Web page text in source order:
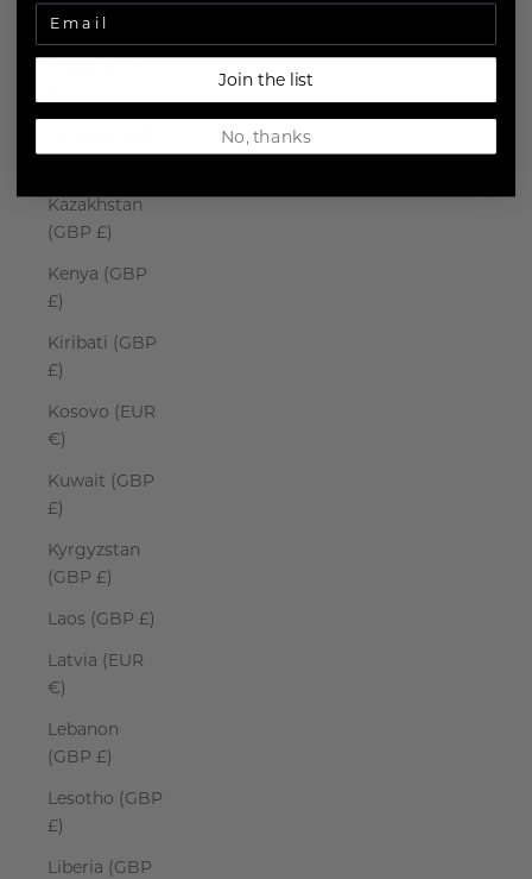
Japan (JPY ¥)
Kazakhstan
(GBP £)
Kenya (GBP
£)
Kiribati (GBP
£)
Kosovo (EUR
€)
Kuwait (GBP
£)
Kyrgyzstan
(GBP £)
Laos (GBP £)
Latvia (EUR
€)
Lebanon
(GBP £)
Lesotho (GBP
£)
Liberia (GBP
Join the list
No, thanks